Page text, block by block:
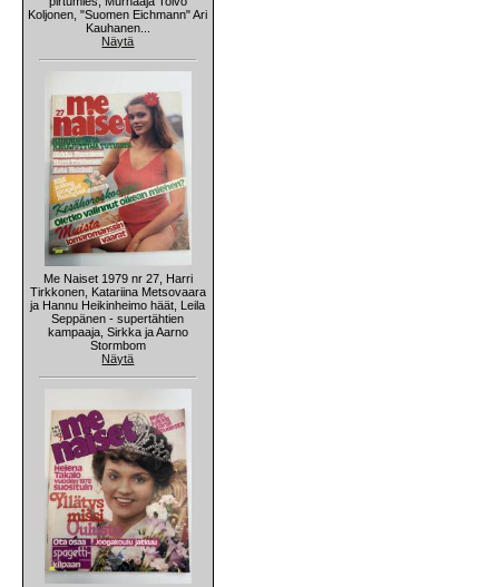
Koljonen, "Suomen Eichmann" Ari
Kauhanen...
Näytä
Me Naiset 1979 nr 27, Harri
Tirkkonen, Katariina Metsovaara
ja Hannu Heikinheimo häät, Leila
Seppänen - supertähtien
kampaaja, Sirkka ja Aarno
Stormbom
Näytä